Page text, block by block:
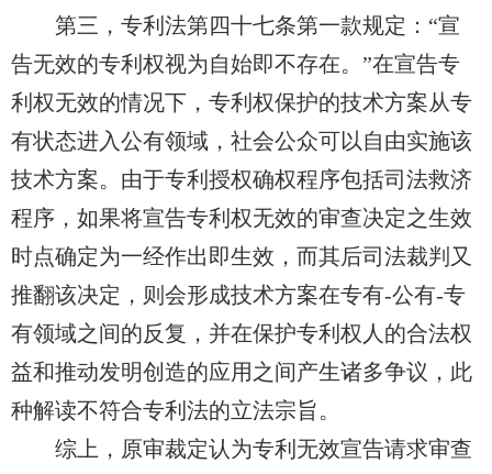
第三，专利法第四十七条第一款规定：“宣
告无效的专利权视为自始即不存在。”在宣告专
利权无效的情况下，专利权保护的技术方案从专
有状态进入公有领域，社会公众可以自由实施该
技术方案。由于专利授权确权程序包括司法救济
程序， 如果将宣告专利权无效的审查决定之生效
时点确定为一经作出即生效，而其后司法裁判又
推翻该决定，则会形成技术方案在专有-公有-专
有领域之间的反复，并在保护专利权人的合法权
益和推动发明创造的应用之间产生诸多争议，此
种解读不符合专利法的立法宗旨。
综上，原审裁定认为专利无效宣告请求审查